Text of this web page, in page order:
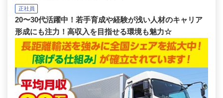
正社員
20〜30代活躍中！若手育成や経験が浅い人材のキャリア
形成にも注力！高収入を目指せる環境も魅力☆